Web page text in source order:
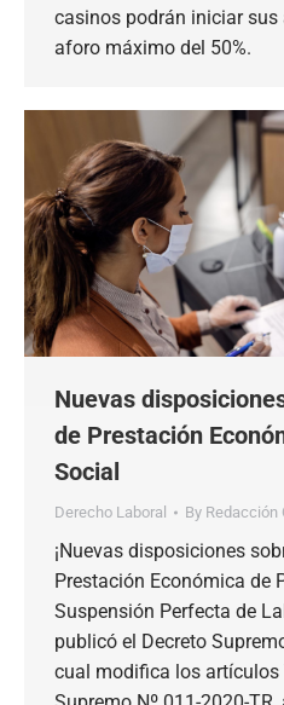
casinos podrán iniciar
aforo máximo del 50%.
Nuevas
de Prestación
Social
Derecho Laboral By Redacción
¡Nuevas disposiciones
Prestación Económica de
Suspensión Perfecta de
publicó el Decreto
cual modifica los artículos